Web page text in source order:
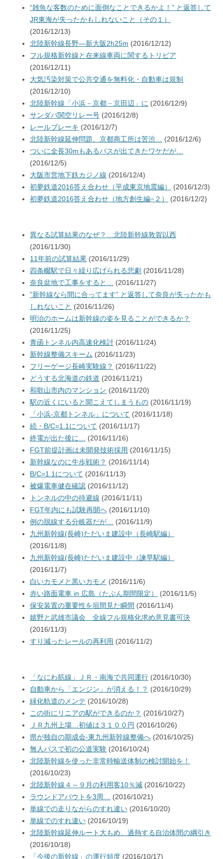
“雑魚な客数のために面倒なことできるかよ！” と返答して
JR東海が失ったかもしれないこと（その１）
(2016/12/13)
北陸新幹線長野―新大阪2h25m (2016/12/12)
フル規格新幹線と在来線車両に関するトリビア
(2016/12/11)
大気汚染対策で公共交通を無料化・自動車は規制
(2016/12/10)
北陸新幹線「小浜－京都－京田辺」に (2016/12/9)
サンダバ関空リレー号 (2016/12/8)
レールブレーキ (2016/12/7)
北陸新幹線延伸問題、京都商工所は苦渋…
(2016/12/6)
ついに全長30mもあるバスが出てきたワケだが…
(2016/12/5)
大阪市営地下鉄カジノ線 (2016/12/4)
初夢鉄道2016答え合わせ（平成東京地震編）
(2016/12/3)
初夢鉄道2016答え合わせ（地方創生編−２）
(2016/12/2)
異なる試算結果のなぜ？…北陸新幹線敦賀以西
(2016/11/30)
11年前の試算結果 (2016/11/29)
四条畷駅で日々繰り広げられる悲劇 (2016/11/28)
奈良盆地で工事をすると…
(2016/11/27)
”新幹線なら間に合ってます” と返答して奈良が失ったかも
しれないこと (2016/11/26)
明治のホームは新幹線の姿を見ることができるか？
(2016/11/25)
青函トンネル内高速化検討 (2016/11/24)
新幹線整備スキーム (2016/11/23)
フリーゲージ長崎実験線？ (2016/11/22)
どうする北海道の鉄道 (2016/11/21)
和歌山市内のマンション (2016/11/20)
駅の近くにいると聞こえてしまうもの (2016/11/19)
「小浜-京都トンネル」について (2016/11/18)
続・B/C=1.1について (2016/11/17)
終電が出た後に…
(2016/11/16)
FGT前提計画は未開発技術採用 (2016/11/15)
新幹線なのに牛歩戦術？ (2016/11/14)
B/C=1.1について (2016/11/13)
被爆電車健在確認 (2016/11/12)
トンネルの中の待避線 (2016/11/11)
FGT年内にも試験再開へ (2016/11/10)
例の脱線する分岐器だが…
(2016/11/9)
九州新幹線(長崎)ただいま建設中（長崎駅編）
(2016/11/8)
九州新幹線(長崎)ただいま建設中（諫早駅編）
(2016/11/7)
白いカモメと黒いカモメ (2016/11/6)
赤い路面電車 in 広島（たぶん期間限定）
(2016/11/5)
保安装置の重要性を垣間見た瞬間 (2016/11/4)
嬉野と武雄市議会 全線フル規格化求め意見書可決
(2016/11/3)
すり減ったレールの再利用 (2016/11/2)
「なにわ筋線」ＪＲ・南海で共同運行 (2016/10/30)
自動車から「エンジン」が消える！？ (2016/10/29)
緑化軌道のメンテ (2016/10/28)
この街にリニアの駅ができるのか？ (2016/10/27)
ＪＲ九州上場…初値は３１００円 (2016/10/26)
県が独自の期成会-東九州新幹線整備へ (2016/10/25)
無人バスで初の公道実験 (2016/10/24)
北陸新幹線を使った非常時輸送体制の検討開始を！
(2016/10/23)
北陸新幹線４～９月の利用客10％減 (2016/10/22)
ラウンドアバウトを3周…
(2016/10/21)
単線での走りながらのすれ違い (2016/10/20)
単線でのすれ違い (2016/10/19)
北陸新幹線延伸ルート大もめ、過熱する自治体間の綱引き
(2016/10/18)
「今後の新幹線」の運行頻度 (2016/10/17)